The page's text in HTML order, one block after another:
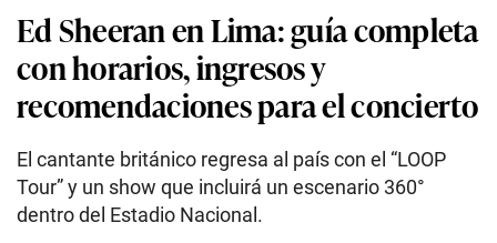
Ed Sheeran en Lima: guía completa
con horarios, ingresos y
recomendaciones para el concierto
El cantante británico regresa al país con el “LOOP
Tour” y un show que incluirá un escenario 360°
dentro del Estadio Nacional.